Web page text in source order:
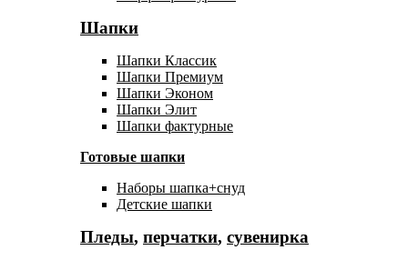
Шапки
Шапки Классик
Шапки Премиум
Шапки Эконом
Шапки Элит
Шапки фактурные
Готовые шапки
Наборы шапка+снуд
Детские шапки
Пледы, перчатки, сувенирка